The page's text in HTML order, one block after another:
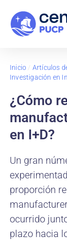
Inicio / Artículos
Investigación en
¿Cómo
en I+D?
Un gran
proporción
ocurrido
plazo hacia